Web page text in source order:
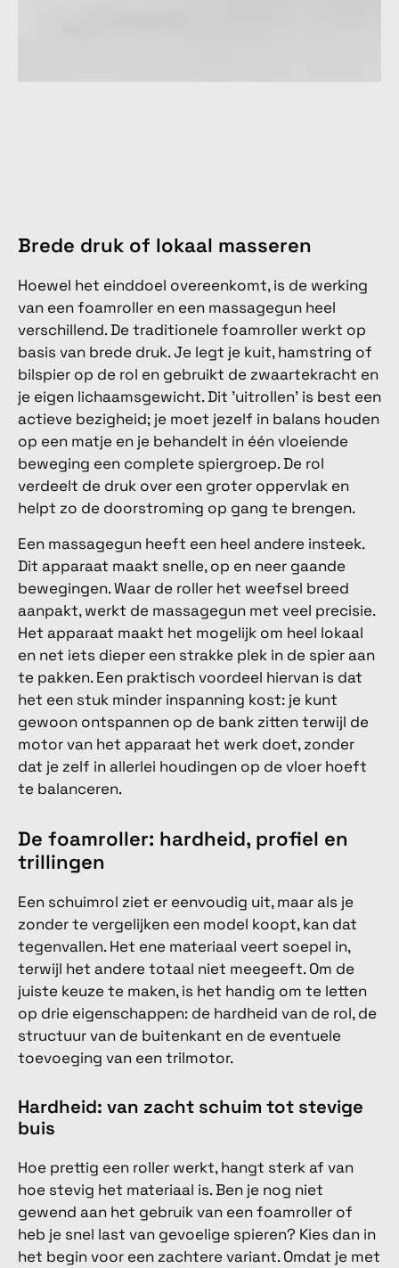
Brede druk of lokaal masseren
Hoewel het einddoel overeenkomt, is de werking
van een foamroller en een massagegun heel
verschillend. De traditionele foamroller werkt op
basis van brede druk. Je legt je kuit, hamstring of
bilspier op de rol en gebruikt de zwaartekracht en
je eigen lichaamsgewicht. Dit 'uitrollen' is best een
actieve bezigheid; je moet jezelf in balans houden
op een matje en je behandelt in één vloeiende
beweging een complete spiergroep. De rol
verdeelt de druk over een groter oppervlak en
helpt zo de doorstroming op gang te brengen.
Een massagegun heeft een heel andere insteek.
Dit apparaat maakt snelle, op en neer gaande
bewegingen. Waar de roller het weefsel breed
aanpakt, werkt de massagegun met veel precisie.
Het apparaat maakt het mogelijk om heel lokaal
en net iets dieper een strakke plek in de spier aan
te pakken. Een praktisch voordeel hiervan is dat
het een stuk minder inspanning kost: je kunt
gewoon ontspannen op de bank zitten terwijl de
motor van het apparaat het werk doet, zonder
dat je zelf in allerlei houdingen op de vloer hoeft
te balanceren.
De foamroller: hardheid, profiel en
trillingen
Een schuimrol ziet er eenvoudig uit, maar als je
zonder te vergelijken een model koopt, kan dat
tegenvallen. Het ene materiaal veert soepel in,
terwijl het andere totaal niet meegeeft. Om de
juiste keuze te maken, is het handig om te letten
op drie eigenschappen: de hardheid van de rol, de
structuur van de buitenkant en de eventuele
toevoeging van een trilmotor.
Hardheid: van zacht schuim tot stevige
buis
Hoe prettig een roller werkt, hangt sterk af van
hoe stevig het materiaal is. Ben je nog niet
gewend aan het gebruik van een foamroller of
heb je snel last van gevoelige spieren? Kies dan in
het begin voor een zachtere variant. Omdat je met